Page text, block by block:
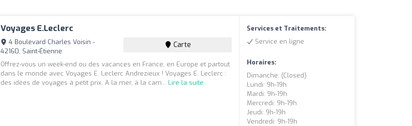
Voyages E.Leclerc
4 Boulevard Charles Voisin -
42160, Saint-Étienne
Carte
Offrez-vous un week-end ou des vacances en France, en Europe et partout
dans le monde avec Voyages E. Leclerc Andrezieux ! Voyages E. Leclerc :
des idées de voyages à petit prix. A la mer, à la cam...Lire la suite
Services et Traitements:
Service en ligne
Horaires:
Dimanche: (closed)
Lundi: 9h-19h
Mardi: 9h-19h
Mercredi: 9h-19h
Jeudi: 9h-19h
Vendredi: 9h-19h